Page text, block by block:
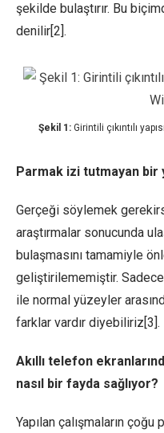
şekilde bulaştırır. Bu
denilir[2].
Şekil 1:Girintili çıkıntılı
Parmak izi tutmayan bir
Gerçeği söylemek
araştırmalar sonucunda
bulaşmasını tamamiyle
geliştirilememiştir.
ile normal yüzeyler
farklar vardır diyebiliriz[3].
Akıllı telefon
nasıl bir fayda sağlıyor?
Yapılan çalışmaların